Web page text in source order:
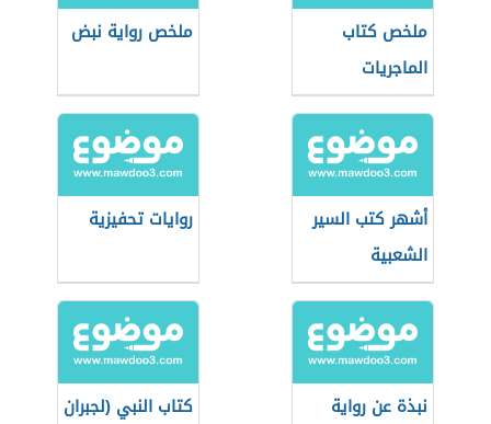
ملخص كتاب
الماجريات
ملخص رواية نبض
أشهر كتب السير
الشعبية
روايات تحفيزية
نبذة عن رواية
كتاب النبي (لجبران